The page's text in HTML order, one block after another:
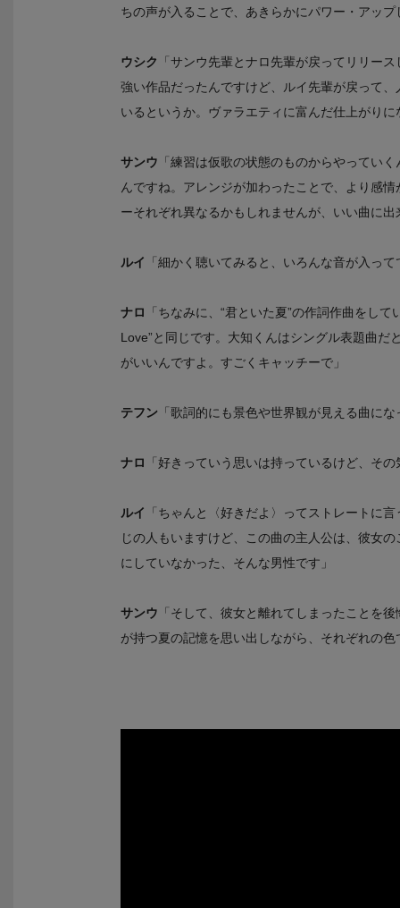
ちの声が入ることで、あきらかにパワー・アッ
ウシク
「サンウ先輩とナロ先輩が戻ってリリー
強い作品だったんですけど、ルイ先輩が戻って
いるというか。ヴァラエティに富んだ仕上がりに
サンウ 「練習は仮歌の状態のものからやってい
んですね。アレンジが加わったことで、より感
ーそれぞれ異なるかもしれませんが、いい曲に
ルイ 「細かく聴いてみると、いろんな音が入っ
ナロ
「ちなみに、“君といた夏”の作詞作曲をし
Love”と同じです。大知くんはシングル表題曲だ
がいいんですよ。すごくキャッチーで」
テフン 「歌詞的にも景色や世界観が見える曲に
ナロ 「好きっていう思いは持っているけど、そ
ルイ
「ちゃんと〈好きだよ〉ってストレートに
じの人もいますけど、この曲の主人公は、彼女
にしていなかった、そんな男性です」
サンウ 「そして、彼女と離れてしまったことを
が持つ夏の記憶を思い出しながら、それぞれの